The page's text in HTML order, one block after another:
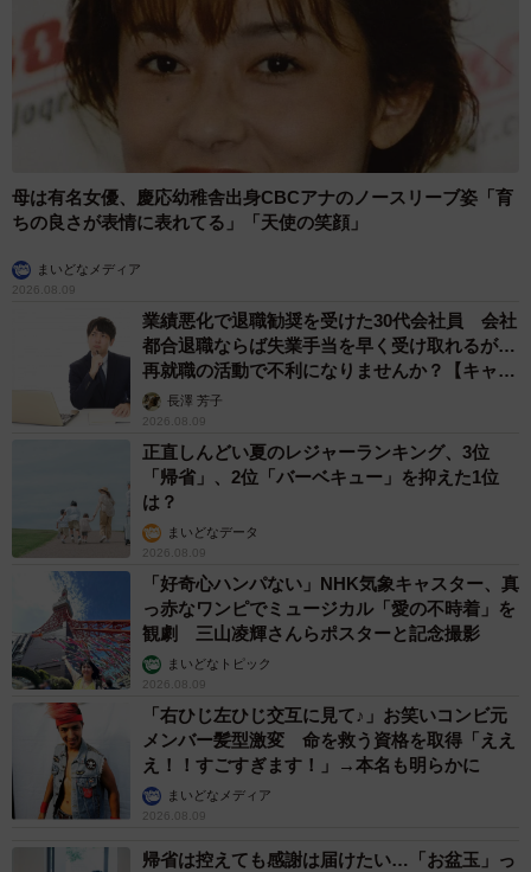
課金によって多額の請求が発生した実例を話すことで、具
体的なリスクを理解させます。
▽③ ゲームの価値観を共有する
ゲーム自体が楽しいものであり、必ずしも課金が必要では
ないことを教えます。無料で楽しむ方法を一緒に探すのも
良いでしょう。
「課金は駄目だ」というメッセージを繰り返し伝
このことを徹底してやってみた保護者のAさん。小5の息子
Eくんが、「こんな広告がでてきたけど、ここからは有料だ
よね」頻繁にとスマホを見せながら話すようになりまし
た。「そうだね。ここからは有料だから課金はだめよ」と
伝えているそうです。
子どもがゲーム課金を防ぐためには、監視と教育の両方が
不可欠です。技術的な対策を講じつつ、日常的なコミュニ
ケーションを通じて「課金は駄目だ」というメッセージを
繰り返し伝えましょう。スマホがなかった時代もお金を使
う時は勝手に使わない、これは当たり前のことでした。
親としての役割は、子どもが健全なデジタルライフを送る
ためのガイドになることであり、信頼できる相談相手とな
ることです。子どもとの信頼関係を築きながら、共に健全
母は有名女優、慶応幼稚舎出身CBCアナのノースリーブ姿「育
ちの良さが表情に表れてる」「天使の笑顔」
まいどなメディア
2026.08.09
業績悪化で退職勧奨を受けた30代会社員 会社
都合退職ならば失業手当を早く受け取れるが…
再就職の活動で不利になりませんか？【キャリ
アカウンセラーが解説】
長澤 芳子
2026.08.09
正直しんどい夏のレジャーランキング、3位
「帰省」、2位「バーベキュー」を抑えた1位
は？
まいどなデータ
2026.08.09
「好奇心ハンパない」NHK気象キャスター、真
っ赤なワンピでミュージカル「愛の不時着」を
観劇 三山凌輝さんらポスターと記念撮影
まいどなトピック
2026.08.09
「右ひじ左ひじ交互に見て♪」お笑いコンビ元
メンバー髪型激変 命を救う資格を取得「ええ
え！！すごすぎます！」→本名も明らかに
まいどなメディア
2026.08.09
帰省は控えても感謝は届けたい…「お盆玉」っ